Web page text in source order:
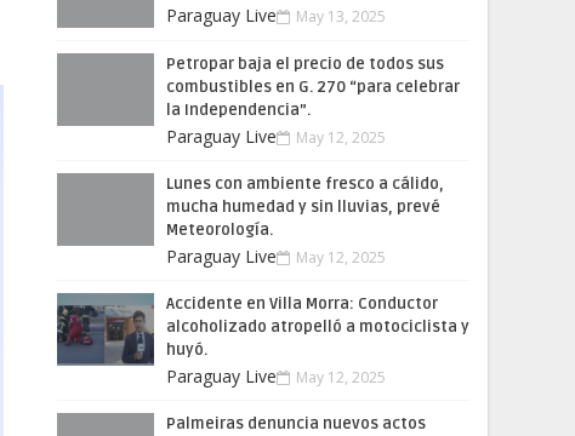
Paraguay Live May 13, 2025
Petropar baja el precio de todos sus
combustibles en G. 270 “para celebrar
la Independencia”.
Paraguay Live May 12, 2025
Lunes con ambiente fresco a cálido,
mucha humedad y sin lluvias, prevé
Meteorología.
Paraguay Live May 12, 2025
Accidente en Villa Morra: Conductor
alcoholizado atropelló a motociclista y
huyó.
Paraguay Live May 12, 2025
Palmeiras denuncia nuevos actos